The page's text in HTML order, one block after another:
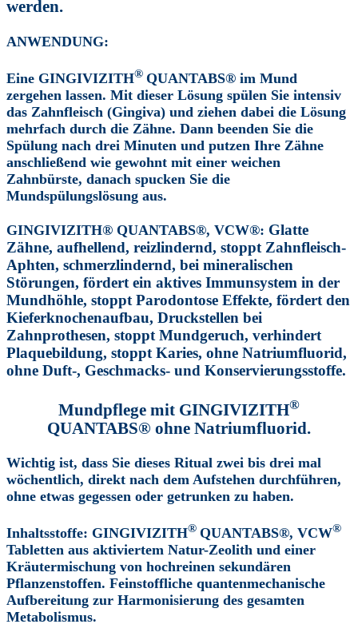
werden.
ANWENDUNG:
Eine GINGIVIZITH® QUANTABS® im Mund
zergehen lassen. Mit dieser Lösung spülen Sie intensiv
das Zahnfleisch (Gingiva) und ziehen dabei die Lösung
mehrfach durch die Zähne. Dann beenden Sie die
Spülung nach drei Minuten und putzen Ihre Zähne
anschließend wie gewohnt mit einer weichen
Zahnbürste, danach spucken Sie die
Mundspülungslösung aus.
GINGIVIZITH® QUANTABS®, VCW®: Glatte
Zähne, aufhellend, reizlindernd, stoppt Zahnfleisch-
Aphten, schmerzlindernd, bei mineralischen
Störungen, fördert ein aktives Immunsystem in der
Mundhöhle, stoppt Parodontose Effekte, fördert den
Kieferknochenaufbau, Druckstellen bei
Zahnprothesen, stoppt Mundgeruch, verhindert
Plaquebildung, stoppt Karies, ohne Natriumfluorid,
ohne Duft-, Geschmacks- und Konservierungsstoffe.
Mundpflege mit GINGIVIZITH®
QUANTABS® ohne Natriumfluorid.
Wichtig ist, dass Sie dieses Ritual zwei bis drei mal
wöchentlich, direkt nach dem Aufstehen durchführen,
ohne etwas gegessen oder getrunken zu haben.
Inhaltsstoffe: GINGIVIZITH® QUANTABS®, VCW®
Tabletten aus aktiviertem Natur-Zeolith und einer
Kräutermischung von hochreinen sekundären
Pflanzenstoffen. Feinstoffliche quantenmechanische
Aufbereitung zur Harmonisierung des gesamten
Metabolismus.